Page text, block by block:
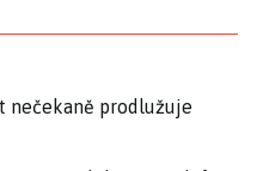
nečekaně prodlužuje